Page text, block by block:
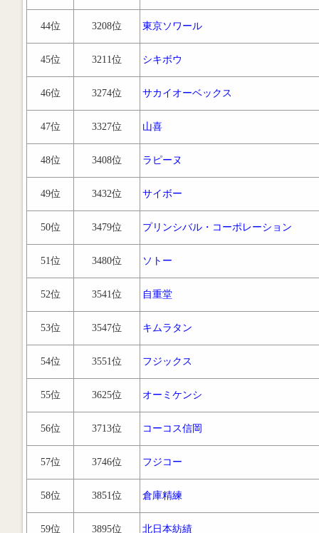
44位 3208位 東京ソワール
45位 3211位 シキボウ
46位 3274位 サカイオーベックス
47位 3327位 山喜
48位 3408位 ラピーヌ
49位 3432位 サイボー
50位 3479位 プリンシバル・コーポレーション
51位 3480位 ソトー
52位 3541位 自重堂
53位 3547位 キムラタン
54位 3551位 フジックス
55位 3625位 オーミケンシ
56位 3713位 コーコス信岡
57位 3746位 フジコー
58位 3851位 倉庫精練
59位 3895位 北日本紡績